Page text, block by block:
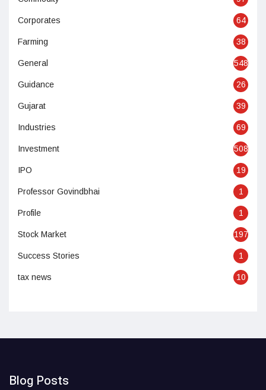
Corporates 64
Farming 38
General 548
Guidance 26
Gujarat 39
Industries 69
Investment 508
IPO 19
Professor Govindbhai 1
Profile 1
Stock Market 197
Success Stories 1
tax news 10
Blog Posts